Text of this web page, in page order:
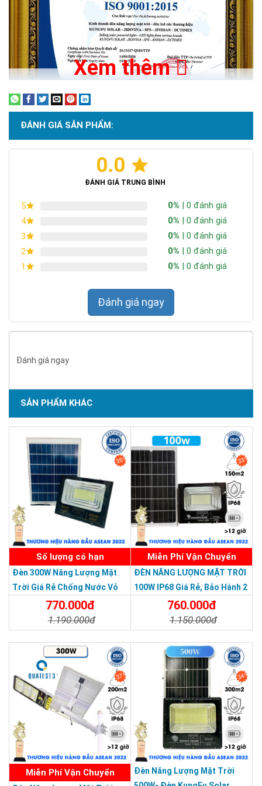
>>> Xem thêm:
Đèn năng lượng mặt trời 300w
chính hãng, giá tốt
Hình ảnh thực tế
>>> Xem thêm: Đèn năng lượng mặt trời 500w
Thông số kỹ thuật đèn
Đèn LED chiếu sáng năng lượng mặt trời 300W.
Sử dụng SMD LED 6500K
Tấm pin đa tinh thể ,Kích thước :450*350*17mm
Pin Lithium-Ion 3.2V 24AH
Thời gian sạc: 4-6 giờ
Thời gian làm việc: 10-15 giờ
Chất liệu: Vỏ nhôm đúc nguyên khối + Kính cường lực
Chứng nhận ISO 9001:2015
SẢN PHẨM CHẤT LƯỢNG - DỊCH VỤ TIN DÙNG LẦN VII - 2020
THƯƠNG HIỆU HÀNG ĐẦU ASEAN 2022
Xem thêm
ĐÁNH GIÁ SẢN PHẨM:
0.0
ĐÁNH GIÁ TRUNG BÌNH
5 0% | 0 đánh giá
4
0% | 0 đánh giá
3
0% | 0 đánh giá
2
0% | 0 đánh giá
1
0% | 0 đánh giá
Đánh giá ngay
Đánh giá ngay
SẢN PHẨM KHÁC
35%
Số lượng có hạn
Đèn 300W Năng Lượng Mặt
Trời Giá Rẻ Chống Nước Vỏ
Nhôm Đúc770.000đ
1.190.000đ
33%
Miễn Phí Vận Chuyển
ĐÈN NĂNG LƯỢNG MẶT TRỜI
100W IP68 Giá Rẻ, Bảo Hành 2
760.000đ
1.150.000đ
37%
Miễn Phí Vận Chuyển
34%
Đèn Năng Lượng Mặt Trời